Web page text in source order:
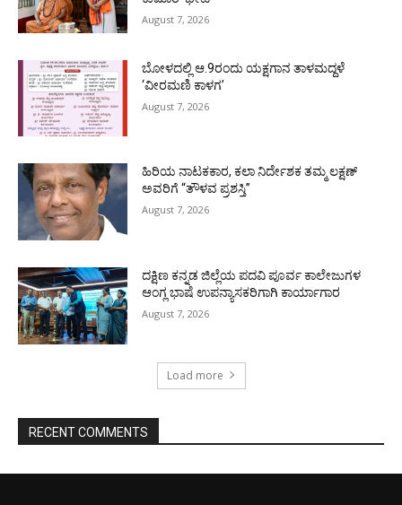
August 7, 2026
ಬೋಳದಲ್ಲಿ ಆ.9ರಂದು ಯಕ್ಷಗಾನ ತಾಳಮದ್ದಳೆ
‘ವೀರಮಣಿ ಕಾಳಗ’
August 7, 2026
ಹಿರಿಯ ನಾಟಕಕಾರ, ಕಲಾ ನಿರ್ದೇಶಕ ತಮ್ಮ ಲಕ್ಷಣ್
ಅವರಿಗೆ “ತೌಳವ ಪ್ರಶಸ್ತಿ”
August 7, 2026
ದಕ್ಷಿಣ ಕನ್ನಡ ಜಿಲ್ಲೆಯ ಪದವಿ ಪೂರ್ವ ಕಾಲೇಜುಗಳ
ಆಂಗ್ಲ ಭಾಷೆ ಉಪನ್ಯಾಸಕರಿಗಾಗಿ ಕಾರ್ಯಾಗಾರ
August 7, 2026
Load more
RECENT COMMENTS